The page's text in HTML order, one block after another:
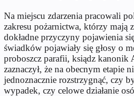
Na miejscu zdarzenia pracowali
zakresu pożarnictwa, którzy mają
dokładne przyczyny pojawienia
świadków pojawiały się głosy o
proboszcz parafii, ksiądz kanonik
zaznaczył, że na obecnym etapie
jednoznacznie rozstrzygnąć, czy
wypadek, czy celowe działanie